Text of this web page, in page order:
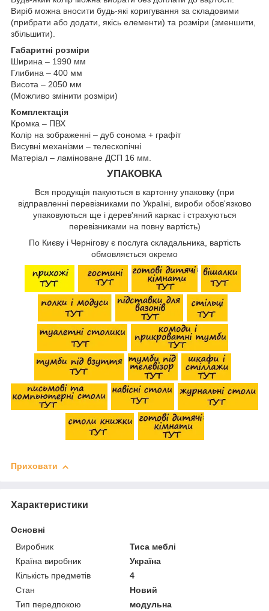
Виріб можна вносити будь-які коригування за складовими
(прибрати або додати, якісь елементи) та розміри (зменшити,
збільшити).
Габаритні розміри
Ширина – 1990 мм
Глибина – 400 мм
Висота – 2050 мм
(Можливо змінити розміри)
Комплектація
Кромка – ПВХ
Колір на зображенні – дуб сонома + графіт
Висувні механізми – телескопічні
Матеріал – ламіноване ДСП 16 мм.
УПАКОВКА
Вся продукція пакуються в картонну упаковку (при
відправленні перевізниками по Україні, вироби обов'язково
упаковуються ще і дерев'яний каркас і страхуються
перевізниками на повну вартість)
По Києву і Чернігову є послуга складальника, вартість
обмовляється окремо
Приховати
Характеристики
Основні
Виробник
Тиса меблі
Країна виробник
Україна
Кількість предметів
4
Стан
Новий
Тип передпокою
модульна